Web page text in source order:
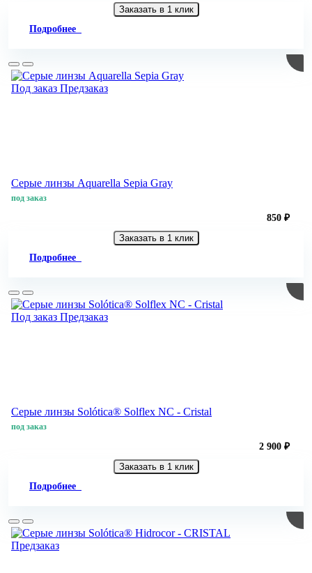
Заказать в 1 клик
Подробнее
Под заказ Предзаказ
Серые линзы Aquarella Sepia Gray
под заказ
850 ₽
Заказать в 1 клик
Подробнее
Под заказ Предзаказ
Серые линзы Solótica® Solflex NC - Cristal
под заказ
2 900 ₽
Заказать в 1 клик
Подробнее
Предзаказ